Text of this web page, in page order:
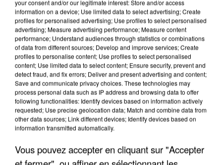
L’UN DES FONDATEURS SUPPOSÉS DE LA DZ
MAFIA INTERPELLÉ EN ALGÉRIE
your consent and/or our legitimate interest: Store and/or access
information on a device; Use limited data to select advertising; Create
profiles for personalised advertising; Use profiles to select personalised
advertising; Measure advertising performance; Measure content
performance; Understand audiences through statistics or combinations
of data from different sources; Develop and improve services; Create
profiles to personalise content; Use profiles to select personalised
content; Use limited data to select content; Ensure security, prevent and
detect fraud, and fix errors; Deliver and present advertising and content;
Save and communicate privacy choices. These technologies may
process personal data such as IP address and browsing data to offer
following functionalities: Identify devices based on information actively
requested; Use precise geolocation data; Match and combine data from
other data sources; Link different devices; Identify devices based on
information transmitted automatically.
Vous pouvez accepter en cliquant sur "Accepter